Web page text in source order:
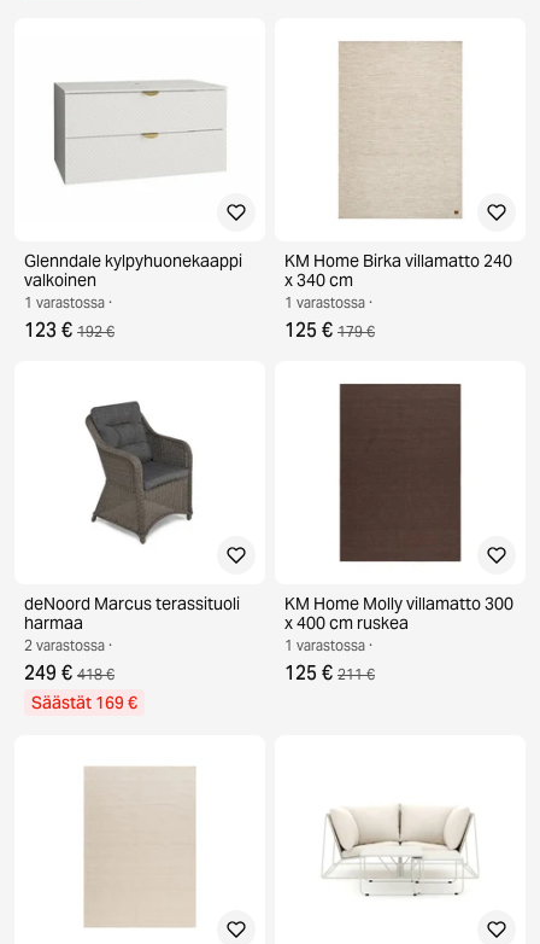
Glenndale kylpyhuonekaappi
valkoinen
1 varastossa ·
123 € 192 €
KM Home Birka villamatto 240
x 340 cm
1 varastossa ·
125 € 179 €
deNoord Marcus terassituoli
harmaa
2 varastossa ·
249 € 418 €
Säästät 169 €
KM Home Molly villamatto 300
x 400 cm ruskea
1 varastossa ·
125 € 211 €